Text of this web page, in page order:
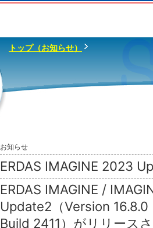
トップ（お知らせ）
お知らせ
ERDAS IMAGINE 2023
ERDAS IMAGINE /
Update2（Version 16.8.0
Build 2411）がリリース